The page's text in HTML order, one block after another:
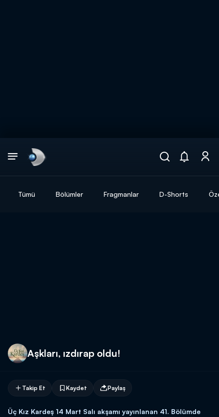
Tümü Bölümler Fragmanlar D-Shorts
Aşkları, ızdırap oldu!
Takip Et Kaydet Paylaş
Üç Kız Kardeş 14 Mart Salı akşamı yayınlanan 41. Bölümde